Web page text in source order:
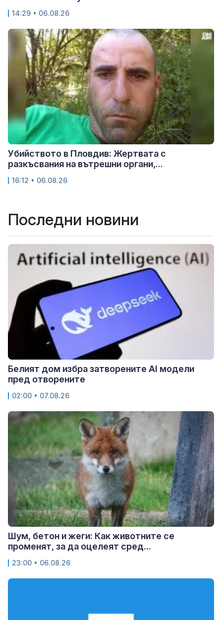
14:29 • 06.08.26
Убийството в Пловдив: Жертвата с
разкъсвания на вътрешни органи,...
16:12 • 06.08.26
Последни новини
Белият дом избра затворените AI модели
пред отворените
02:00 • 07.08.26
Шум, бетон и жеги: Как животните се
променят, за да оцелеят сред...
23:00 • 06.08.26